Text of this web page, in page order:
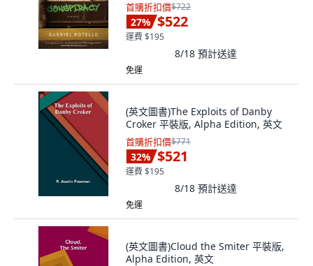
首購折扣價$722
27% $522
運費 $195
8/18 預計送達
免運
(英文圖書)The Exploits of Danby
Croker 平裝版, Alpha Edition, 英文
首購折扣價$771
32% $521
運費 $195
8/18 預計送達
免運
(英文圖書)Cloud the Smiter 平裝版,
Alpha Edition, 英文